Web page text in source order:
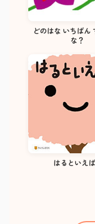
どのはな いちばん
な？
はるといえ